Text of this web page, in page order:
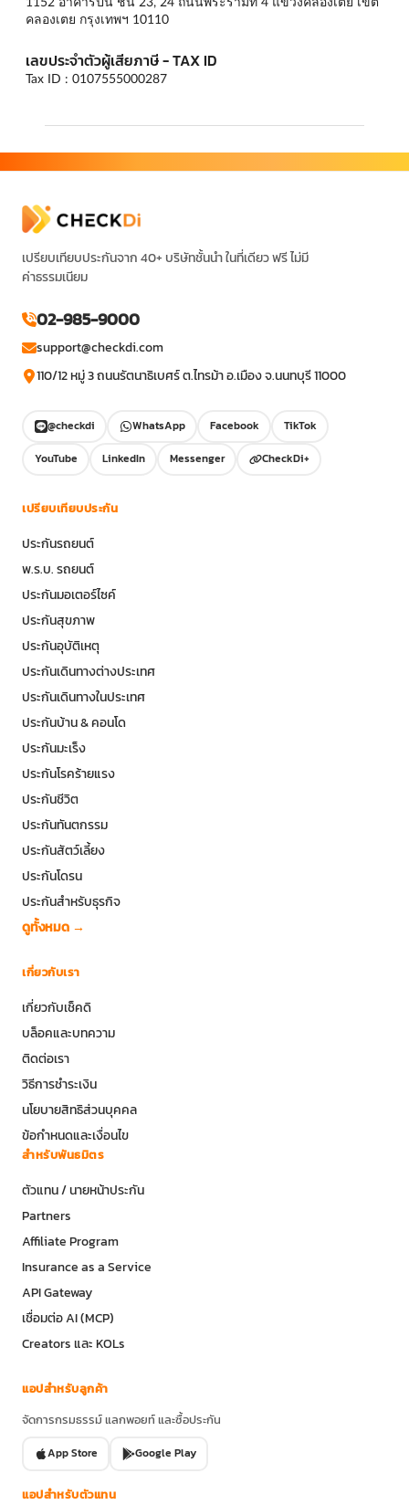
คลองเตย กรุงเทพฯ 10110
เลขประจำตัวผู้เสียภาษี - TAX ID
Tax ID : 0107555000287
เปรียบเทียบประกันจาก 40+ บริษัทชั้นนำ ในที่เดียว ฟรี ไม่มี
ค่าธรรมเนียม
02-985-9000
support@checkdi.com
110/12 หมู่ 3 ถนนรัตนาธิเบศร์ ต.ไทรม้า อ.เมือง จ.นนทบุรี 11000
@checkdi WhatsApp Facebook
TikTok
YouTube
LinkedIn Messenger CheckDi+
เปรียบเทียบประกัน
ประกันรถยนต์
พ.ร.บ. รถยนต์
ประกันมอเตอร์ไซค์
ประกันสุขภาพ
ประกันอุบัติเหตุ
ประกันเดินทางต่างประเทศ
ประกันเดินทางในประเทศ
ประกันบ้าน & คอนโด
ประกันมะเร็ง
ประกันโรคร้ายแรง
ประกันชีวิต
ประกันทันตกรรม
ประกันสัตว์เลี้ยง
ประกันโดรน
ประกันสำหรับธุรกิจ
ดูทั้งหมด →
เกี่ยวกับเรา
เกี่ยวกับเช็คดิ
บล็อคและบทความ
ติดต่อเรา
วิธีการชำระเงิน
นโยบายสิทธิส่วนบุคคล
ข้อกำหนดและเงื่อนไข
สำหรับพันธมิตร
ตัวแทน / นายหน้าประกัน
Partners
Affiliate Program
Insurance as a Service
API Gateway
เชื่อมต่อ AI (MCP)
Creators และ KOLs
แอปสำหรับลูกค้า
จัดการกรมธรรม์ แลกพอยท์ และซื้อประกัน
App Store Google Play
แอปสำหรับตัวแทน